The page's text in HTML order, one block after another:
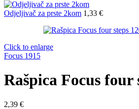
Odjeljivač za prste 2kom 1,33 €
Click to enlarge
Focus 1915
Rašpica Focus four
2,39 €